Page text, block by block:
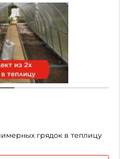
грядок в теплицу